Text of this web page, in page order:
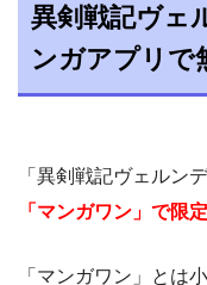
異剣戦記ヴェ
ンガアプリで
「異剣戦記ヴェルン
「マンガワン」で限
「マンガワン」とは